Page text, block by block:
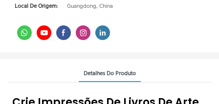
Local De Origem:
Guangdong, China
Detalhes Do Produto